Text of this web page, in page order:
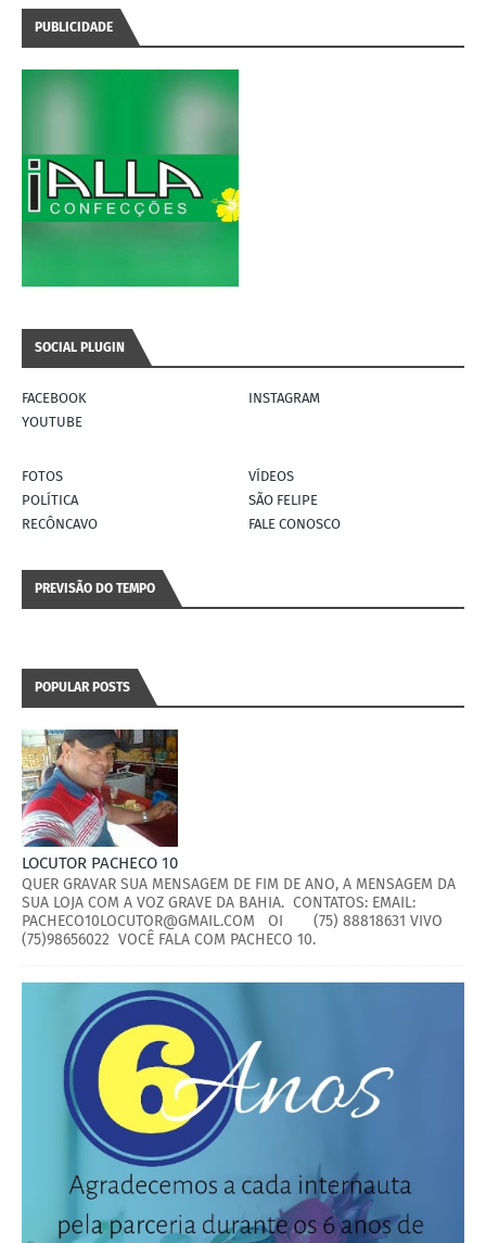
PUBLICIDADE
SOCIAL PLUGIN
FACEBOOK
INSTAGRAM
YOUTUBE
FOTOS
VÍDEOS
POLÍTICA
SÃO FELIPE
RECÔNCAVO
FALE CONOSCO
PREVISÃO DO TEMPO
POPULAR POSTS
LOCUTOR PACHECO 10
QUER GRAVAR SUA MENSAGEM DE FIM DE ANO, A MENSAGEM DA
SUA LOJA COM A VOZ GRAVE DA BAHIA. CONTATOS: EMAIL:
PACHECO10LOCUTOR@GMAIL.COM OI (75) 88818631 VIVO
(75)98656022 VOCÊ FALA COM PACHECO 10.